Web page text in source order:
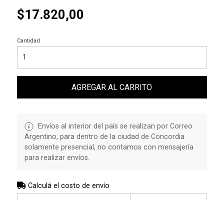
$17.820,00
Cantidad
AGREGAR AL CARRITO
Envíos al interior del país se realizan por Correo
Argentino, para dentro de la ciudad de Concordia
solamente presencial, no contamos con mensajería
para realizar envíos.
Calculá el costo de envío